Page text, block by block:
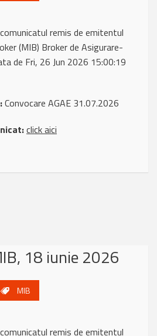
remis de emitentul
(MIB) Broker de Asigurare-
de Fri, 26 Jun 2026 15:00:19
Convocare AGAE 31.07.2026
click aici
18 iunie 2026
MIB
remis de emitentul